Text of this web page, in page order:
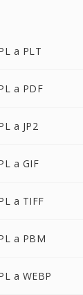
a PLT
a PDF
a JP2
a GIF
a TIFF
a PBM
a WEBP